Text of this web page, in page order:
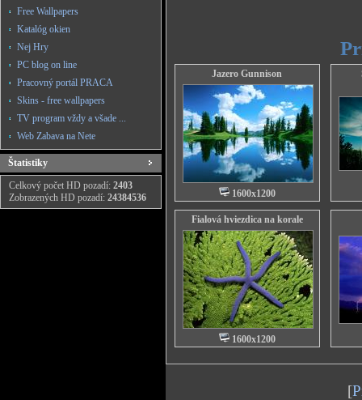
Free Wallpapers
Katalóg okien
Nej Hry
PC blog on line
Pracovný portál PRACA
Skins - free wallpapers
TV program vždy a všade ...
Web Zabava na Nete
Štatistiky
Celkový počet HD pozadí: 2403
Zobrazených HD pozadí: 24384536
Jazero Gunnison
1600x1200
Fialová hviezdica na korale
1600x1200
[